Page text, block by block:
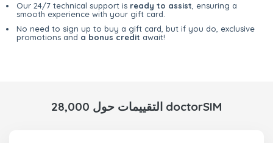
Our 24/7 technical support is ready to assist , ensuring a
smooth experience with your gift card.
No need to sign up to buy a gift card, but if you do, exclusive
promotions and a bonus credit await!
28,000 التقييمات حول doctorSIM